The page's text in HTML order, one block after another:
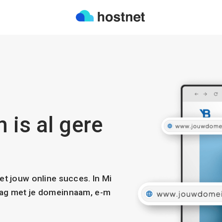
is al gere
jouw online succes. In Mi
met je domeinnaam, e-m